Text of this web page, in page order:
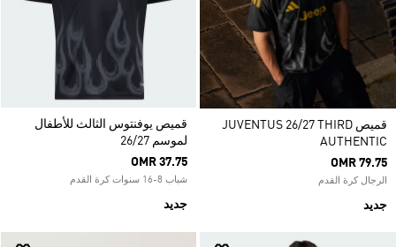
قميص JUVENTUS 26/27 THIRD
AUTHENTIC
OMR 79.75
الرجال كرة القدم
جديد
قميص يوفنتوس الثالث للأطفال
لموسم 26/27
OMR 37.75
شباب 8-16 سنوات كرة القدم
جديد